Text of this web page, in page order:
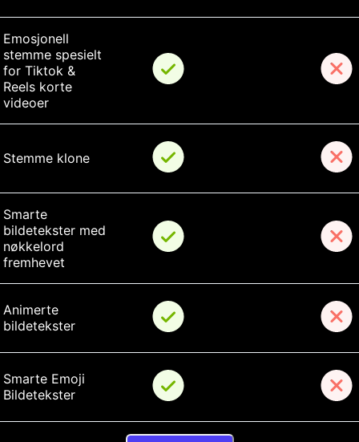
Emosjonell
stemme spesielt
for Tiktok &
Reels korte
videoer
Stemme klone
Smarte
bildetekster med
nøkkelord
fremhevet
Animerte
bildetekster
Smarte Emoji
Bildetekster